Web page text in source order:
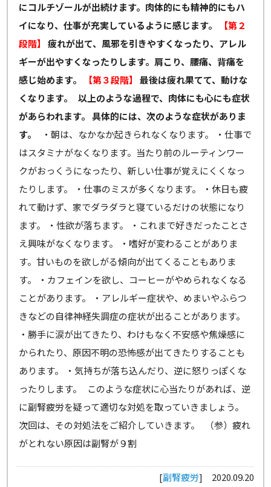
にコルチゾールが出続けます。肉体的にも精神的にもハ
イになり、仕事が充実しているように感じます。
【第２
段階】
疲れが出て、風邪を引きやすくなったり、アレル
ギーが出やすくなったりします。肩こり、腰痛、背痛を
感じ始めます。
【第３段階】
最後は疲れ果てて、動けな
くなります。
以上のような過程で、肉体にも心にも症状
があらわれます。 具体的には、次のような症状がありま
す。
・朝は、なかなか起きられなくなります。 ・仕事で
はスタミナがなくなります。当たり前のルーティンワー
クがおっくうになったり、新しい仕事が覚えにくくなっ
たりします。 ・仕事のミスが多くなります。 ・休日も疲
れて動けず、家でダラダラと寝ているだけの状態になり
ます。 ・性欲が落ちます。 ・これまで好きだったことさ
え興味がなくなります。 ・嗜好が変わることがありま
す。甘いものを欲しがる傾向が出てくることもありま
す。 ・カフェインを欲し、コーヒーがやめられなくなる
ことがあります。 ・アレルギー症状や、めまいやふらつ
きなどの自律神経失調症の症状が出ることがあります。
・勝手に涙が出てきたり、わけもなく不安感や焦燥感に
かられたり、原因不明の恐怖感が出てきたりすることも
あります。 ・気持ちが落ち込んだり、逆に怒りっぽくな
ったりします。 このような症状に心当たりがあれば、逆
に副腎疲労を疑って適切な対処を取っていきましょう。
次回は、その対処法をご紹介していきます。 （参）疲れ
がとれない原因は副腎が９割
[副腎疲労] 2020.09.20